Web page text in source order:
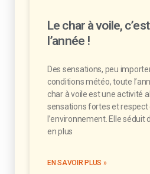
Le char à voile,
l’année !
Des sensations, peu
conditions météo, toute
char à voile est une activité
sensations fortes et respect
l’environnement. Elle séduit
en plus
EN SAVOIR PLUS »